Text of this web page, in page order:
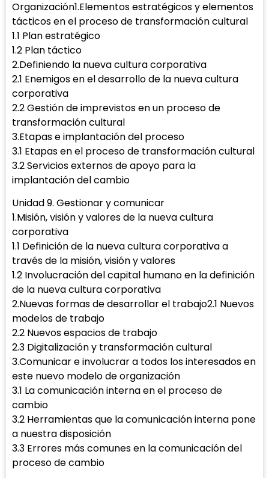
Organización1.Elementos estratégicos y elementos
tácticos en el proceso de transformación cultural
1.1 Plan estratégico
1.2 Plan táctico
2.Definiendo la nueva cultura corporativa
2.1 Enemigos en el desarrollo de la nueva cultura
corporativa
2.2 Gestión de imprevistos en un proceso de
transformación cultural
3.Etapas e implantación del proceso
3.1 Etapas en el proceso de transformación cultural
3.2 Servicios externos de apoyo para la
implantación del cambio
Unidad 9. Gestionar y comunicar
1.Misión, visión y valores de la nueva cultura
corporativa
1.1 Definición de la nueva cultura corporativa a
través de la misión, visión y valores
1.2 Involucración del capital humano en la definición
de la nueva cultura corporativa
2.Nuevas formas de desarrollar el trabajo2.1 Nuevos
modelos de trabajo
2.2 Nuevos espacios de trabajo
2.3 Digitalización y transformación cultural
3.Comunicar e involucrar a todos los interesados en
este nuevo modelo de organización
3.1 La comunicación interna en el proceso de
cambio
3.2 Herramientas que la comunicación interna pone
a nuestra disposición
3.3 Errores más comunes en la comunicación del
proceso de cambio